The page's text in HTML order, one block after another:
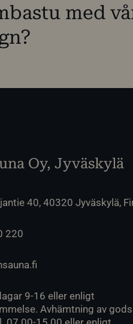
med
Oy, Jyväskylä
40, 40320 Jyväskylä,
220
9-16 eller enligt
Avhämtning av